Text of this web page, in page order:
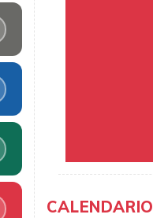
CALENDARIO